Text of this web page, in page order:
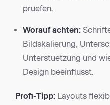
pruefen.
Worauf achten:
Bildskalierung,
Unterstuetzung und
Design beeinflusst.
Profi-Tipp: Layouts